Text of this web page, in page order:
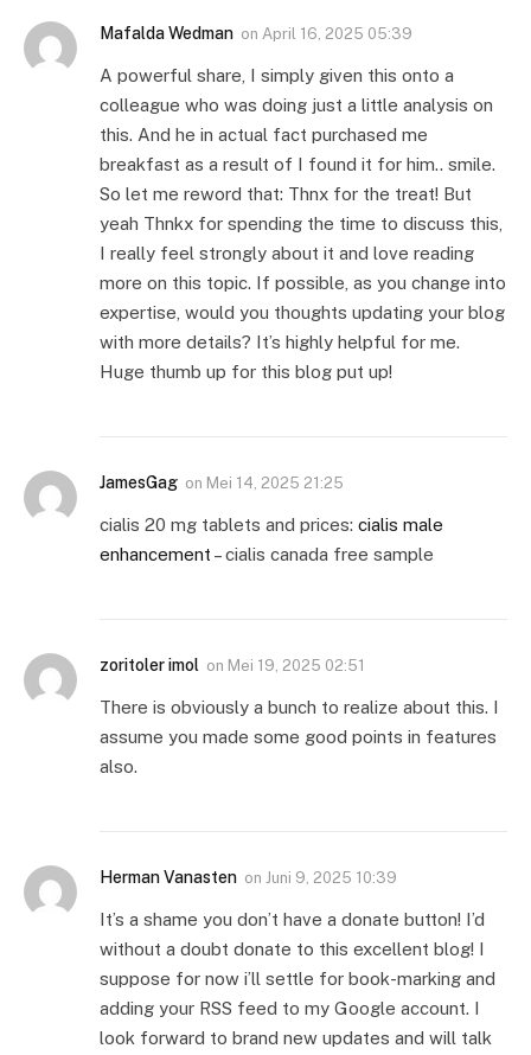
Mafalda Wedman on April 16, 2025 05:39
A powerful share, I simply given this onto a
colleague who was doing just a little analysis on
this. And he in actual fact purchased me
breakfast as a result of I found it for him.. smile.
So let me reword that: Thnx for the treat! But
yeah Thnkx for spending the time to discuss this,
I really feel strongly about it and love reading
more on this topic. If possible, as you change into
expertise, would you thoughts updating your blog
with more details? It’s highly helpful for me.
Huge thumb up for this blog put up!
JamesGag on Mei 14, 2025 21:25
cialis 20 mg tablets and prices: cialis male
enhancement – cialis canada free sample
zoritoler imol on Mei 19, 2025 02:51
There is obviously a bunch to realize about this. I
assume you made some good points in features
also.
Herman Vanasten on Juni 9, 2025 10:39
It’s a shame you don’t have a donate button! I’d
without a doubt donate to this excellent blog! I
suppose for now i’ll settle for book-marking and
adding your RSS feed to my Google account. I
look forward to brand new updates and will talk